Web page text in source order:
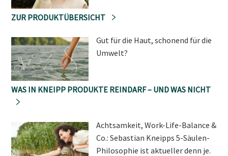
ZUR PRODUKTÜBERSICHT
Gut für die Haut, schonend für die
Umwelt?
WAS IN KNEIPP PRODUKTE REINDARF – UND WAS NICHT
Achtsamkeit, Work-Life-Balance &
Co.: Sebastian Kneipps 5-Säulen-
Philosophie ist aktueller denn je.